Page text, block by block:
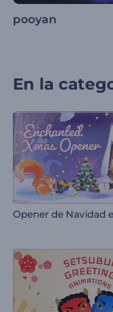
pooyan
En la
Opener de Navidad